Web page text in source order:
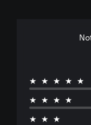
★★★★★
★★★★
★★★